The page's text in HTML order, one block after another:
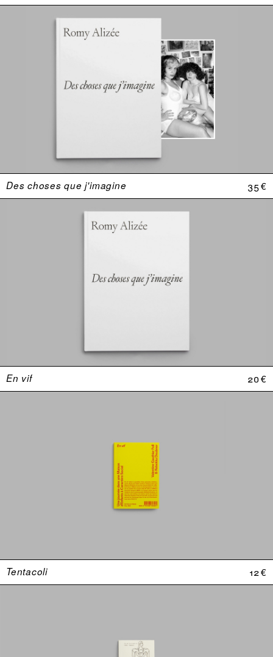
Des choses que j'imagine 35 €
En vif 20 €
Tentacoli 12 €